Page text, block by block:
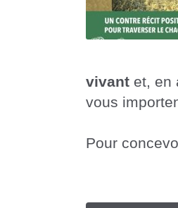
vivant et, en
vous
Pour